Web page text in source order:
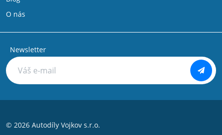
O nás
Newsletter
© 2026 Autodíly Vojkov s.r.o.